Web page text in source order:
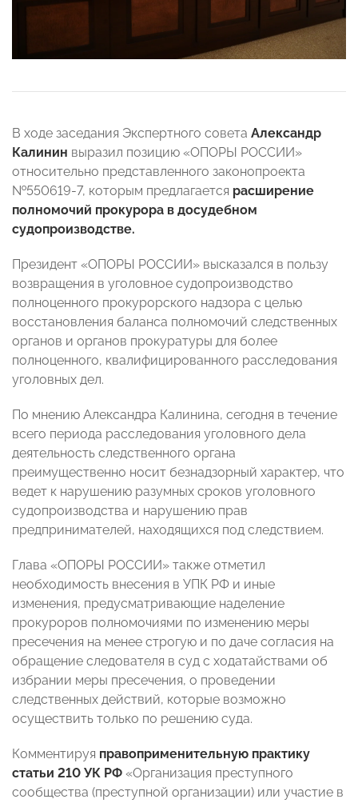
В ходе заседания Экспертного совета Александр
Калинин выразил позицию «ОПОРЫ РОССИИ»
относительно представленного законопроекта
№550619-7, которым предлагается расширение
полномочий прокурора в досудебном
судопроизводстве.
Президент «ОПОРЫ РОССИИ» высказался в пользу
возвращения в уголовное судопроизводство
полноценного прокурорского надзора с целью
восстановления баланса полномочий следственных
органов и органов прокуратуры для более
полноценного, квалифицированного расследования
уголовных дел.
По мнению Александра Калинина, сегодня в течение
всего периода расследования уголовного дела
деятельность следственного органа
преимущественно носит безнадзорный характер, что
ведет к нарушению разумных сроков уголовного
судопроизводства и нарушению прав
предпринимателей, находящихся под следствием.
Глава «ОПОРЫ РОССИИ» также отметил
необходимость внесения в УПК РФ и иные
изменения, предусматривающие наделение
прокуроров полномочиями по изменению меры
пресечения на менее строгую и по даче согласия на
обращение следователя в суд с ходатайствами об
избрании меры пресечения, о проведении
следственных действий, которые возможно
осуществить только по решению суда.
Комментируя правоприменительную практику
статьи 210 УК РФ «Организация преступного
сообщества (преступной организации) или участие в